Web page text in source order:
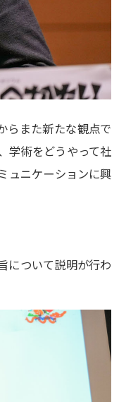
らまた新たな観点で
学術をどうやって社
ュニケーションに興
について説明が行わ